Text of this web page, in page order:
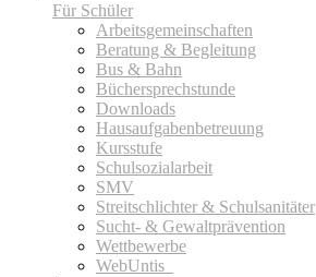
Für Schüler
Arbeitsgemeinschaften
Beratung & Begleitung
Bus & Bahn
Büchersprechstunde
Downloads
Hausaufgabenbetreuung
Kursstufe
Schulsozialarbeit
SMV
Streitschlichter & Schulsanitäter
Sucht- & Gewaltprävention
Wettbewerbe
WebUntis_